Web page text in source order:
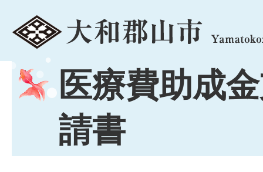
menu
医療費助成
請書